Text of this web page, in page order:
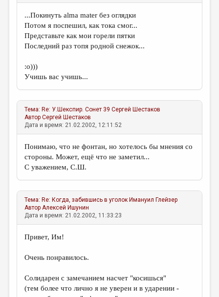
...Покинуть alma mater без оглядки
Потом я поспешил, как тока смог...
Представьте как мои горели пятки
Последний раз топя родной снежок...
:о)))
Учишь вас учишь...
Тема: Re: У.Шекспир. Сонет 39 Сергей Шестаков
АвторСергей Шестаков
Дата и время: 21.02.2002, 12:11:52
Понимаю, что не фонтан, но хотелось бы мнения со
стороны. Может, ещё что не заметил...
С уважением, С.Ш.
Тема: Re: Когда, забившись в уголок Имануил Глейзер
АвторАлексей Ишунин
Дата и время: 21.02.2002, 11:33:23
Привет, Им!
Очень понравилось.
Солидарен с замечанием насчет "косишься"
(тем более что лично я не уверен и в ударении -